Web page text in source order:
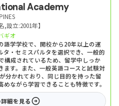
Academy
PINES
,設立:2001年】
ギオ
語学学校で、開校から20年以上の運
タ・セミスパルタを選択でき、一般的
構成されているため、留学中しっか
ます。また、一般英語コースと試験対
分かれており、同じ目的を持った留
ながら学習できることも特徴です。
細を見る